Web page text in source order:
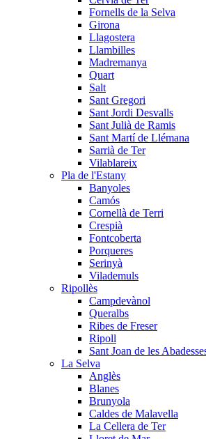
Fornells de la Selva
Girona
Llagostera
Llambilles
Madremanya
Quart
Salt
Sant Gregori
Sant Jordi Desvalls
Sant Julià de Ramis
Sant Martí de Llémana
Sarrià de Ter
Vilablareix
Pla de l'Estany
Banyoles
Camós
Cornellà de Terri
Crespià
Fontcoberta
Porqueres
Serinyà
Vilademuls
Ripollès
Campdevànol
Queralbs
Ribes de Freser
Ripoll
Sant Joan de les
La Selva
Anglès
Blanes
Brunyola
Caldes de Malavella
La Cellera de Ter